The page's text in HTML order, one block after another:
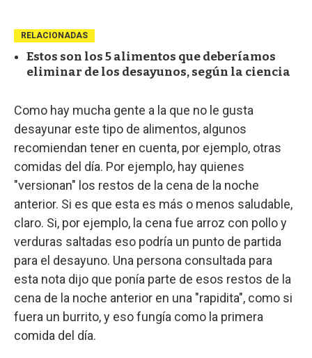
RELACIONADAS
Estos son los 5 alimentos que deberíamos
eliminar de los desayunos, según la ciencia
Como hay mucha gente a la que no le gusta
desayunar este tipo de alimentos, algunos
recomiendan tener en cuenta, por ejemplo, otras
comidas del día. Por ejemplo, hay quienes
"versionan" los restos de la cena de la noche
anterior. Si es que esta es más o menos saludable,
claro. Si, por ejemplo, la cena fue arroz con pollo y
verduras saltadas eso podría un punto de partida
para el desayuno. Una persona consultada para
esta nota dijo que ponía parte de esos restos de la
cena de la noche anterior en una "rapidita", como si
fuera un burrito, y eso fungía como la primera
comida del día.